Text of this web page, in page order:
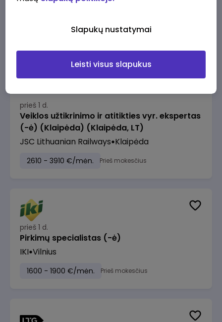
(-ė) (Kaunas) (Kaunas, LT)
prieš 1 d.
Veiklos užtikrinimo ir atitikties vyr. ekspertas
(-ė) (Klaipėda) (Klaipėda, LT)
JSC Lithuanian Railways Klaipėda
2610 - 3910 €/mėn. Prieš mokesčius
prieš 1 d.
Pirkimų specialistas (-ė)
IKI Vilnius
1600 - 1900 €/mėn. Prieš mokesčius
Slapukų nustatymai
Leisti visus slapukus